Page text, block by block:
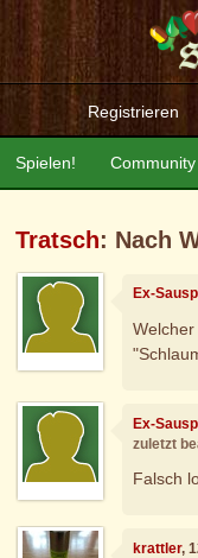
Registrieren
Community
Spielen!
Tratsch: Nach
Ex-
Ex-
zuletzt
Falsch
krattler,